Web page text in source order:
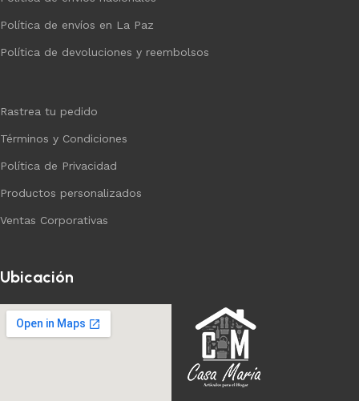
Política de envíos en La Paz
Política de devoluciones y reembolsos
Rastrea tu pedido
Términos y Condiciones
Política de Privacidad
Productos personalizados
Ventas Corporativas
Ubicación